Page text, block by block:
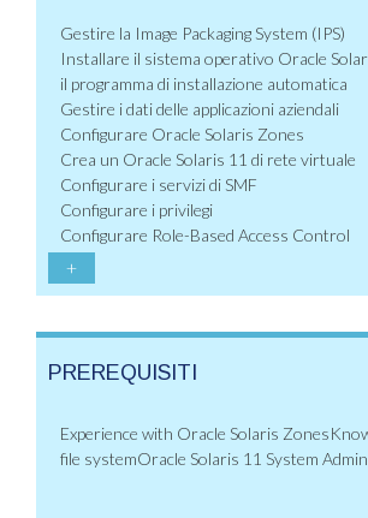
Gestire la Image Packaging System (IPS)
Installare il sistema operativo Oracle
il programma di installazione automatica
Gestire i dati delle applicazioni aziendali
Configurare Oracle Solaris Zones
Crea un Oracle Solaris 11 di rete virtuale
Configurare i servizi di SMF
Configurare i privilegi
Configurare Role-Based Access Control
+
PREREQUISITI
Experience with Oracle Solaris
file systemOracle Solaris 11 System